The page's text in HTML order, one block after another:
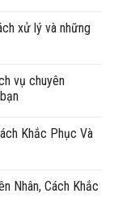
xử lý và những
vụ chuyên
Khắc Phục Và
Nhân, Cách Khắc